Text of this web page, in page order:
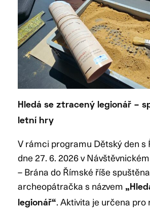
Hledá se ztracený legionář –
letní hry
V rámci programu Dětský den s
dne 27. 6. 2026 v
– Brána do Římské říše
archeopátračka s názvem
legionář“. Aktivita je určena pro